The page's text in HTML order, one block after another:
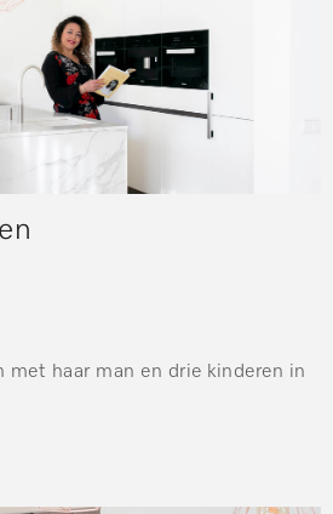
met haar man en drie kinderen in